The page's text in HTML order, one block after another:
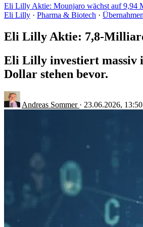
Eli Lilly Aktie: Mounjaro wächst auf 9,94
Eli Lilly · Pharma & Biotech · Übernahmen
Eli Lilly Aktie: 7,8-
Eli Lilly investiert massiv
Dollar stehen bevor.
Andreas Sommer · 23.06.2026,